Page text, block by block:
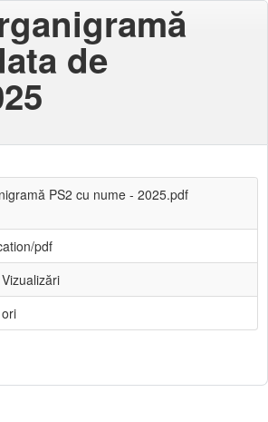
de
PS2 cu nume - 2025.pdf
pdf